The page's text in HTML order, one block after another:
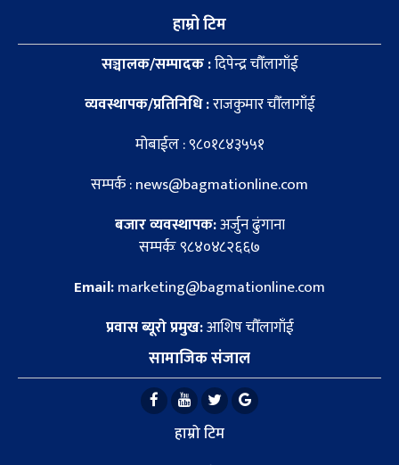
हाम्रो टिम
सञ्चालक/सम्पादक :दिपेन्द्र चौँलागाँई
व्यवस्थापक/प्रतिनिधि :राजकुमार चौँलागाँई
मोबाईल : ९८०१८४३५५१
सम्पर्क : news@bagmationline.com
बजार व्यवस्थापक:अर्जुन ढुंगाना
सम्पर्कः ९८४०४८२६६७
Email:marketing@bagmationline.com
प्रवास ब्यूरो प्रमुख:आशिष चौँलागाँई
सामाजिक संजाल
हाम्रो टिम